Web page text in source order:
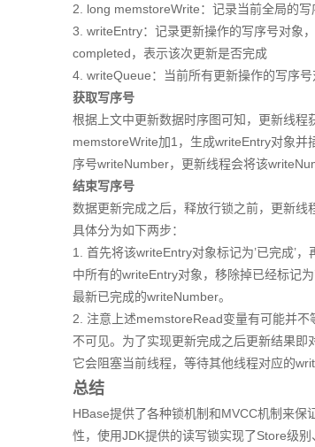
2. long memstoreWrite：记录当前全局的
3. writeEntry：记录更新操作的写序号对象
completed，表示该次更新是否完成
4. writeQueue：当前所有更新操作的写序
获取写序号
根据上文中更新数据时序图可知，更新线
memstoreWrite加1，生成writeEntry对象
序号writeNumber，更新线程会将该
结束写序号
数据更新完成之后，释放行锁之前，更新
具体分为如下两步：
1. 首先将该writeEntry对象标记为’已完成’
中所有的writeEntry对象，移除掉已经标记
最新已完成的writeNumber。
2. 注意上述memstoreRead变量有可能并
不可见。为了实现更新完成之后更新结果
它会阻塞当前线程，等待其他线程对应的
总结
HBase提供了各种锁机制和MVCC机制来
性，使用JDK提供的读写锁实现了Store级